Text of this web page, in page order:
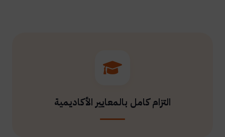
التزام كامل بالمعايير الأكاديمية